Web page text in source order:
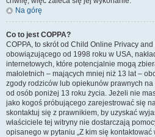
Na górę
Co to jest COPPA?
COPPA, to skrót od Child Online Privacy
obowiązującego od 1998 roku w USA,
internetowych, które potencjalnie mogą
małoletnich – mających mniej niż 13 lat –
zgody rodziców lub opiekunów prawnych
od osób poniżej 13 roku życia. Jeżeli nie
jako kogoś próbującego zarejestrować się
skontaktuj się z prawnikiem, by uzyskać
właściciele tej witryny nie dostarczają
opisanego w pytaniu „Z kim się